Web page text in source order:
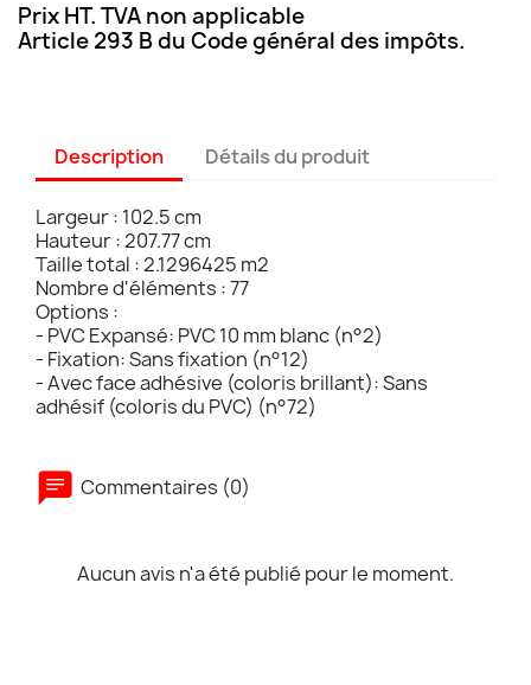
Prix HT. TVA non applicable
Article 293 B du Code général des impôts.
Description Détails du produit
Largeur : 102.5 cm
Hauteur : 207.77 cm
Taille total : 2.1296425 m2
Nombre d'éléments : 77
Options :
- PVC Expansé: PVC 10 mm blanc (n°2)
- Fixation: Sans fixation (n°12)
- Avec face adhésive (coloris brillant): Sans
adhésif (coloris du PVC) (n°72)
Commentaires (0)
Aucun avis n'a été publié pour le moment.